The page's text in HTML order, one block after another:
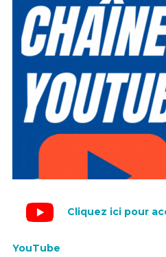
Cliquez ici pour
YouTube